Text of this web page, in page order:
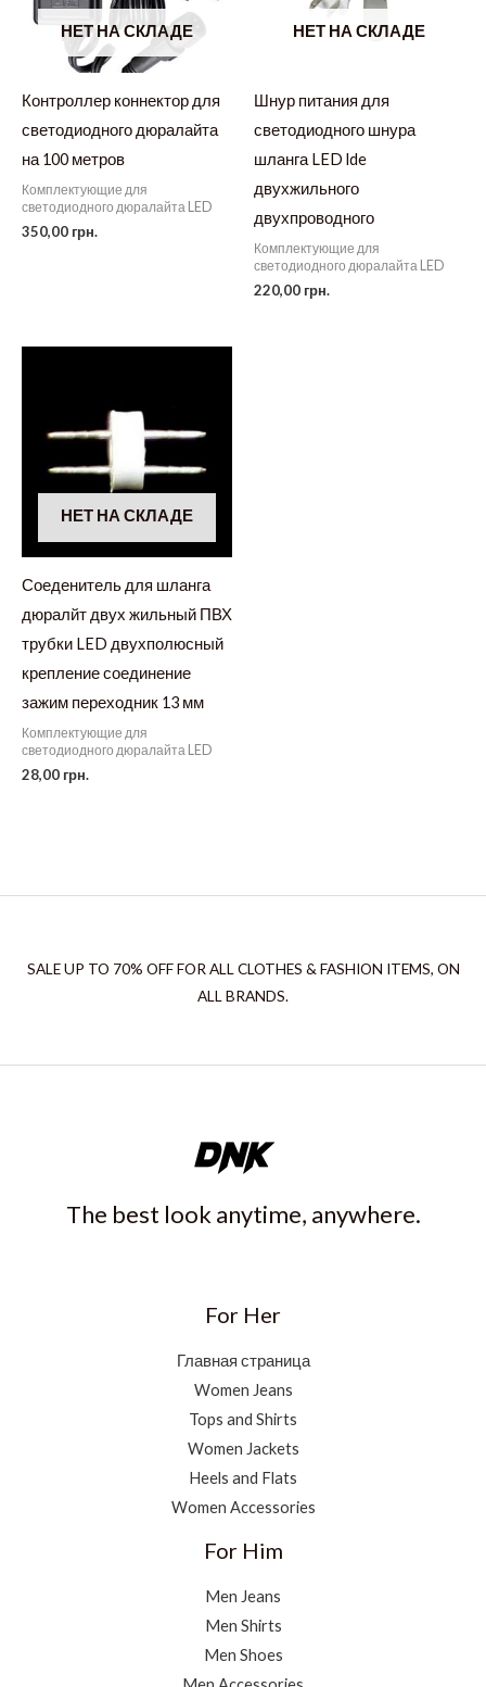
НЕТ НА СКЛАДЕ
Контроллер коннектор для
светодиодного дюралайта
на 100 метров
Комплектующие для
светодиодного дюралайта LED
350,00 грн.
НЕТ НА СКЛАДЕ
Шнур питания для
светодиодного шнура
шланга LED lde
двухжильного
двухпроводного
Комплектующие для
светодиодного дюралайта LED
220,00 грн.
НЕТ НА СКЛАДЕ
Соеденитель для шланга
дюралйт двух жильный ПВХ
трубки LED двухполюсный
крепление соединение
зажим переходник 13 мм
Комплектующие для
светодиодного дюралайта LED
28,00 грн.
SALE UP TO 70% OFF FOR ALL CLOTHES & FASHION ITEMS, ON
ALL BRANDS.
The best look anytime, anywhere.
For Her
Главная страница
Women Jeans
Tops and Shirts
Women Jackets
Heels and Flats
Women Accessories
For Him
Men Jeans
Men Shirts
Men Shoes